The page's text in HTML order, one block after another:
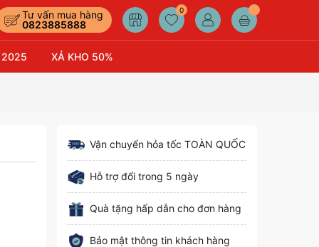
Tư vấn mua hàng
0823885888
0
2025 XẢ KHO 50%
Vận chuyển hỏa tốc TOÀN QUỐC
Hỗ trợ đổi trong 5 ngày
Quà tặng hấp dẫn cho đơn hàng
Bảo mật thông tin khách hàng